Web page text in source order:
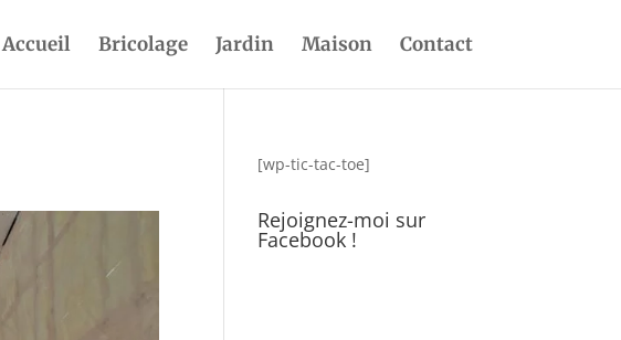
Accueil Bricolage Jardin Maison Contact
[wp-tic-tac-toe]
Rejoignez-moi sur
Facebook !